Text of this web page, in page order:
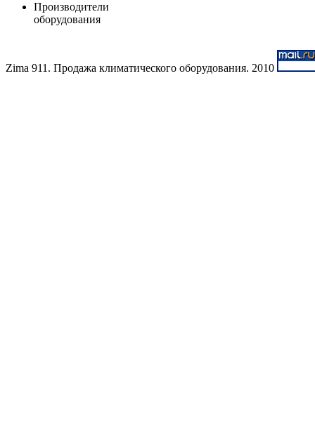
Производители
оборудования
Zima 911. Продажа климатического оборудования. 2010